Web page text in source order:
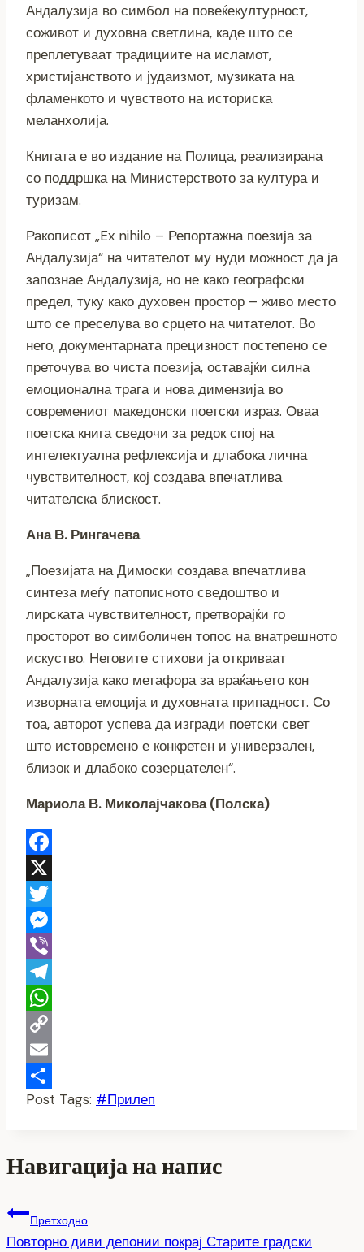
Андалузија во симбол на повеќекултурност,
соживот и духовна светлина, каде што се
преплетуваат традициите на исламот,
христијанството и јудаизмот, музиката на
фламенкото и чувството на историска
меланхолија.
Книгата е во издание на Полица, реализирана
со поддршка на Министерството за култура и
туризам.
Ракописот „Ex nihilo – Репортажна поезија за
Андалузија“ на читателот му нуди можност да ја
запознае Андалузија, но не како географски
предел, туку како духовен простор – живо место
што се преселува во срцето на читателот. Во
него, документарната прецизност постепено се
преточува во чиста поезија, оставајќи силна
емоционална трага и нова димензија во
современиот македонски поетски израз. Оваа
поетска книга сведочи за редок спој на
интелектуална рефлексија и длабока лична
чувствителност, кој создава впечатлива
читателска блискост.
Ана В. Рингачева
„Поезијата на Димоски создава впечатлива
синтеза меѓу патописното сведоштво и
лирската чувствителност, претворајќи го
просторот во симболичен топос на внатрешното
искуство. Неговите стихови ја откриваат
Андалузија како метафора за враќањето кон
изворната емоција и духовната припадност. Со
тоа, авторот успева да изгради поетски свет
што истовремено е конкретен и универзален,
близок и длабоко созерцателен“.
Мариола В. Миколајчакова(Полска)
Facebook
X
Twitter
Messenger
Viber
Telegram
WhatsApp
Copy
Link
Email
Share
Post Tags: #Прилеп
Навигација на напис
Претходно
Повторно диви депонии покрај Старите градски